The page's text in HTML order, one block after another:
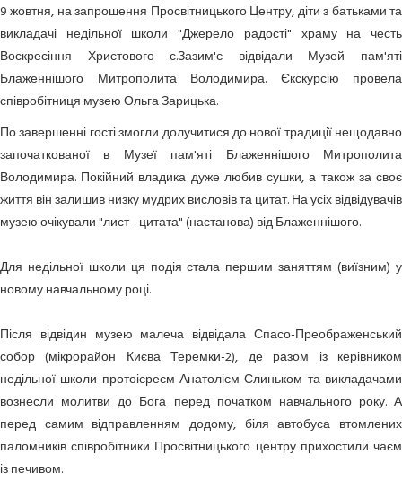
9 жовтня, на запрошення Просвітницького Центру, діти з батьками та
викладачі недільної школи "Джерело радості" храму на честь
Воскресіння Христового с.Зазим'є відвідали Музей пам'яті
Блаженнішого Митрополита Володимира. Єкскурсію провела
співробітниця музею Ольга Зарицька.
По завершенні гості змогли долучитися до нової традиції нещодавно
започаткованої в Музеї пам'яті Блаженнішого Митрополита
Володимира. Покійний владика дуже любив сушки, а також за своє
життя він залишив низку мудрих висловів та цитат. На усіх відвідувачів
музею очікували "лист - цитата" (настанова) від Блаженнішого.
Для недільної школи ця подія стала першим заняттям (виїзним) у
новому навчальному році.
Після відвідин музею малеча відвідала Спасо-Преображенський
собор (мікрорайон Києва Теремки-2), де разом із керівником
недільної школи протоієреєм Анатолієм Слиньком та викладачами
вознесли молитви до Бога перед початком навчального року. А
перед самим відправленням додому, біля автобуса втомлених
паломників співробітники Просвітницького центру прихостили чаєм
із печивом.